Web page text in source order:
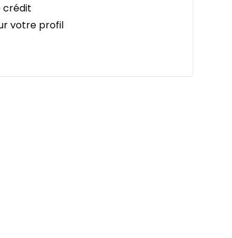
crédit
votre profil